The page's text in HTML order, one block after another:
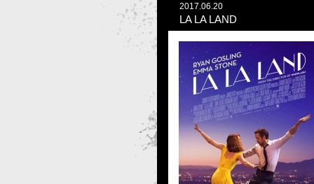
2017.06.20
LA LA LAND